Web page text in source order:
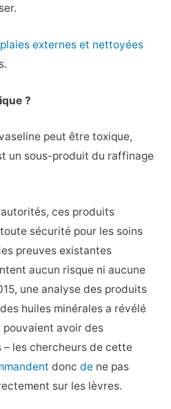
externes et nettoyées
?
peut être toxique,
un sous-produit du raffinage
autorités, ces produits
sécurité pour les soins
preuves existantes
aucun risque ni aucune
une analyse des produits
huiles minérales a révélé
pouvaient avoir des
les chercheurs de cette
donc dene pas
sur les lèvres.